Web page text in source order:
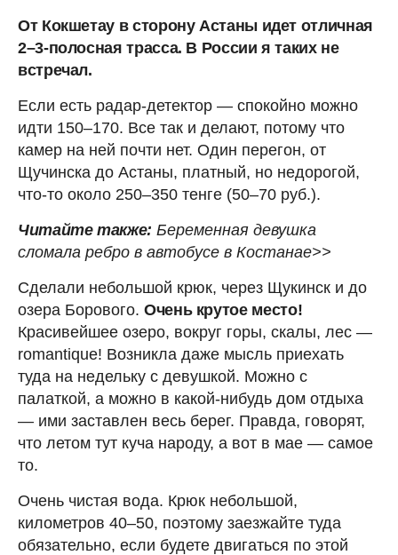
От Кокшетау в сторону Астаны идет отличная
2–3-полосная трасса. В России я таких не
встречал.
Если есть радар-детектор — спокойно можно
идти 150–170. Все так и делают, потому что
камер на ней почти нет. Один перегон, от
Щучинска до Астаны, платный, но недорогой,
что-то около 250–350 тенге (50–70 руб.).
Читайте также: Беременная девушка
сломала ребро в автобусе в Костанае>>
Сделали небольшой крюк, через Щукинск и до
озера Борового. Очень крутое место!
Красивейшее озеро, вокруг горы, скалы, лес —
romantique! Возникла даже мысль приехать
туда на недельку с девушкой. Можно с
палаткой, а можно в какой-нибудь дом отдыха
— ими заставлен весь берег. Правда, говорят,
что летом тут куча народу, а вот в мае — самое
то.
Очень чистая вода. Крюк небольшой,
километров 40–50, поэтому заезжайте туда
обязательно, если будете двигаться по этой